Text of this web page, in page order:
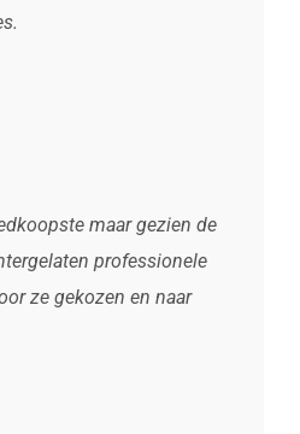
maar gezien de
professionele
ze gekozen en naar